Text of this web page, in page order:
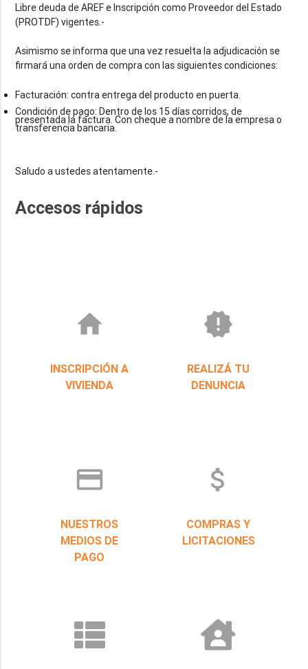
Libre deuda de AREF e Inscripción como Proveedor del Estado
(PROTDF) vigentes.-
Asimismo se informa que una vez resuelta la adjudicación se
Facturación: contra entrega del producto en puerta.
Condición de pago: Dentro de los 15 días corridos, de
presentada la factura. Con cheque a nombre de la empresa o
transferencia bancaria.
Accesos rápidos
home
INSCRIPCIÓN A
VIVIENDA
new_releases
REALIZÁ TU
DENUNCIA
credit_card
NUESTROS
MEDIOS DE
PAGO
attach_money
COMPRAS Y
LICITACIONES